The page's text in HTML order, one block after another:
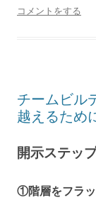
コメントをする
チームビル
越えるため
開示ステッ
①階層をフラッ